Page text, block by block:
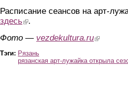
Расписание сеансов на арт-
здесь (link is external)
.
Фото — vezdekultura.ru(link is
Тэги: Рязань
рязанская арт-лужайка открыла